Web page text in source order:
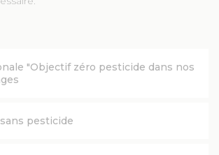
"Objectif zéro pesticide dans nos
pesticide